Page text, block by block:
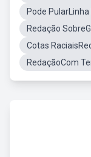
Pode
Redação
Cotas
RedaçãoCom